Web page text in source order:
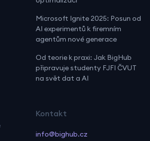
Microsoft Ignite 2025: Posun od
AI experimentů k firemním
agentům nové generace
Od teorie k praxi: Jak BigHub
připravuje studenty FJFI ČVUT
na svět dat a AI
Kontakt
info@bighub.cz